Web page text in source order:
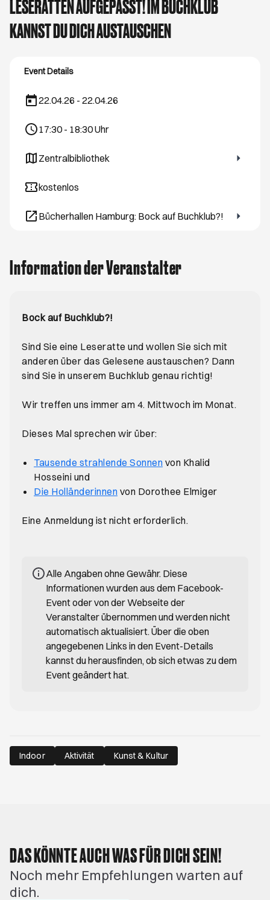
LESERATTEN AUFGEPASST! IM BUCHKLUB
KANNST DU DICH AUSTAUSCHEN
Event Details
22.04.26 - 22.04.26
17:30 - 18:30Uhr
Zentralbibliothek
Öffnet ein neues Browser-Tab
kostenlos
Bücherhallen Hamburg: Bock auf Buchklub?!
Öffnet ein neues Browser-Tab
Information der Veranstalter
Bock auf Buchklub?!
Sind Sie eine Leseratte und wollen Sie sich mit
anderen über das Gelesene austauschen? Dann
sind Sie in unserem Buchklub genau richtig!
Wir treffen uns immer am 4. Mittwoch im Monat.
Dieses Mal sprechen wir über:
Tausende strahlende SonnenÖffnet ein neues
von Khalid
Hosseini und
Die HolländerinnenÖffnet ein neues Browser-Tab
von Dorothee Elmiger
Eine Anmeldung ist nicht erforderlich.
Alle Angaben ohne Gewähr. Diese
Informationen wurden aus dem Facebook-
Event oder von der Webseite der
Veranstalter übernommen und werden nicht
automatisch aktualisiert. Über die oben
angegebenen Links in den Event-Details
kannst du herausfinden, ob sich etwas zu dem
Event geändert hat.
Indoor Aktivität Kunst & Kultur
DAS KÖNNTE AUCH WAS FÜR DICH SEIN!
Noch mehr Empfehlungen warten auf
dich.